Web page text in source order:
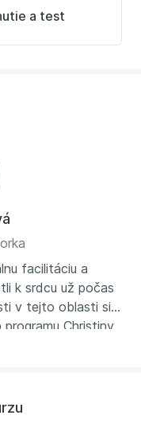
a test
facilitáciu a
k srdcu už počas
v tejto oblasti si
Christiny
zdieľa cez
Practitioners).